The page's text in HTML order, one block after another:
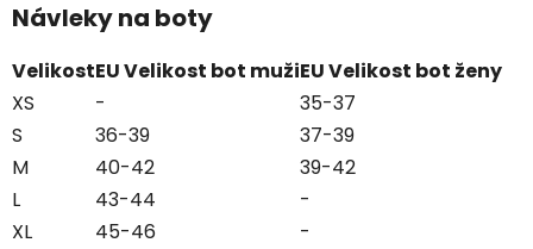
Návleky na boty
VelikostEU Velikost bot mužiEU Velikost bot ženy
XS
-
35-37
S
36-39
37-39
M
40-42
39-42
L
43-44
-
XL
45-46
-